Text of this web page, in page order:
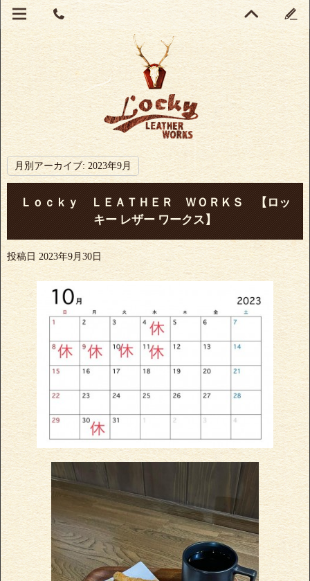
月別アーカイブ: 2023年9月
Ｌｏｃｋｙ ＬＥＡＴＨＥＲ ＷＯＲＫＳ 【ロッ
キー レザー ワークス】
投稿日 2023年9月30日